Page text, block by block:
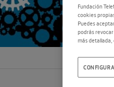
Fundación
cookies
Puedes
podrás
más